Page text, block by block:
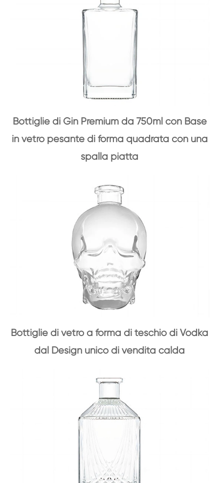
Bottiglie di Gin Premium da 750ml con Base
in vetro pesante di forma quadrata con una
spalla piatta
Bottiglie di vetro a forma di teschio di Vodka
dal Design unico di vendita calda